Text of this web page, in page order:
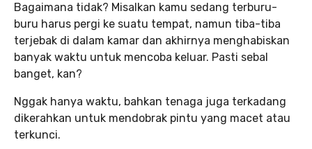
Bagaimana tidak? Misalkan kamu sedang terburu-
buru harus pergi ke suatu tempat, namun tiba-tiba
terjebak di dalam kamar dan akhirnya menghabiskan
banyak waktu untuk mencoba keluar. Pasti sebal
banget, kan?
Nggak hanya waktu, bahkan tenaga juga terkadang
dikerahkan untuk mendobrak pintu yang macet atau
terkunci.